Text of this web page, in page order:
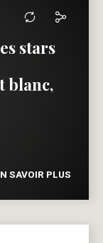
stars
blanc,
SAVOIR PLUS